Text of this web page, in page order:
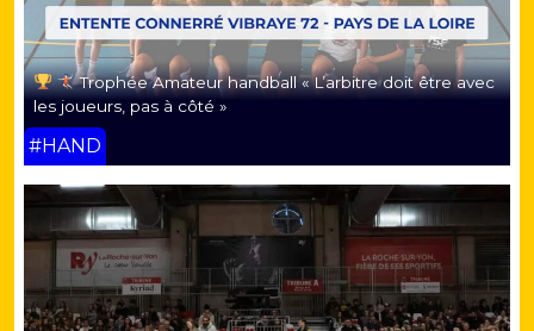
Trophée Amateur handball « L’arbitre doit être avec
les joueurs, pas à côté »
#HAND